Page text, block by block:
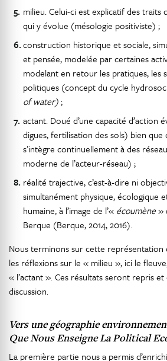
milieu. Celui-ci est explicatif des traits
qui y évolue (mésologie positiviste) ;
construction historique et sociale,
et pensée, modelée par certaines
modelant en retour les pratiques, les
politiques (concept du cycle
of water);
actant. Doué d’une capacité d’action
digues, fertilisation des sols) bien que
s’intègre continuellement à des
moderne de l’acteur-réseau) ;
réalité trajective, c’est-à-dire ni
simultanément physique, écologique
humaine, à l’image de l’« écoumène»
Berque (Berque, 2014, 2016).
Nous terminons sur cette
les réflexions sur le « milieu », ici le
« l’actant ». Ces résultats seront repris et
discussion.
Vers une géographie
Que Nous Enseigne LaPolitical
La première partie nous a permis